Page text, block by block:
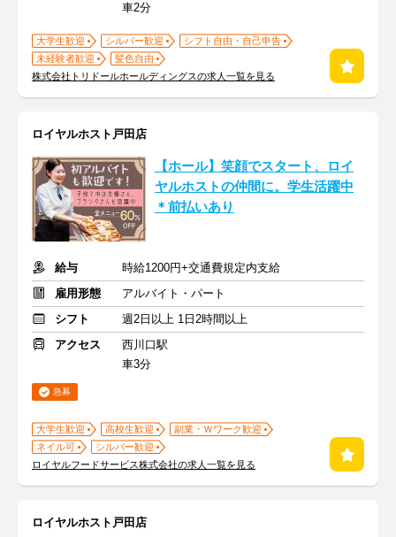
車2分
大学生歓迎 シルバー歓迎
シフト自由・自己申告
未経験者歓迎
髪色自由
株式会社トリドールホールディングスの求人一覧を見る
ロイヤルホスト戸田店
【ホール】笑顔でスタート、ロイ
ヤルホストの仲間に。学生活躍中
＊前払いあり
給与
時給1200円+交通費規定内支給
雇用形態
アルバイト・パート
シフト
週2日以上 1日2時間以上
アクセス
西川口駅
車3分
急募
大学生歓迎 高校生歓迎
副業・Ｗワーク歓迎
ネイル可
シルバー歓迎
ロイヤルフードサービス株式会社の求人一覧を見る
ロイヤルホスト戸田店